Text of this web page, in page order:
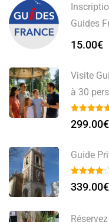
Guides
15.00€
Visite
à 30
299.00€
Guide
339.00€